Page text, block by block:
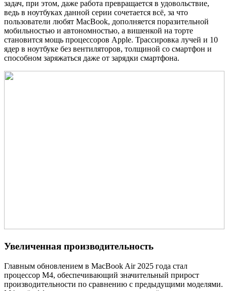
задач, при этом, даже работа превращается в удовольствие,
ведь в ноутбуках данной серии сочетается всё, за что
пользователи любят MacBook, дополняется поразительной
мобильностью и автономностью, а вишенкой на торте
становится мощь процессоров Apple. Трассировка лучей и 10
ядер в ноутбуке без вентиляторов, толщиной со смартфон и
способном заряжаться даже от зарядки смартфона.
Увеличенная производительность
Главным обновлением в MacBook Air 2025 года стал
процессор M4, обеспечивающий значительный прирост
производительности по сравнению с предыдущими моделями.